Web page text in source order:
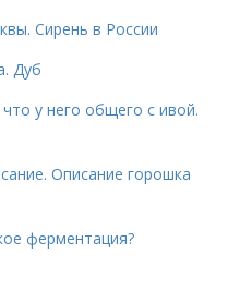
Сирень в России
Дуб
у него общего с ивой.
Описание горошка
ферментация?